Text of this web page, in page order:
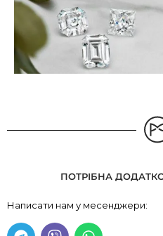
ПОТРІБНА
Написати нам у месенджери: